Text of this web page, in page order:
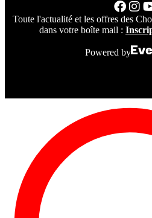
Toute l'actualité et les offres des
dans votre boîte mail :
Powered by